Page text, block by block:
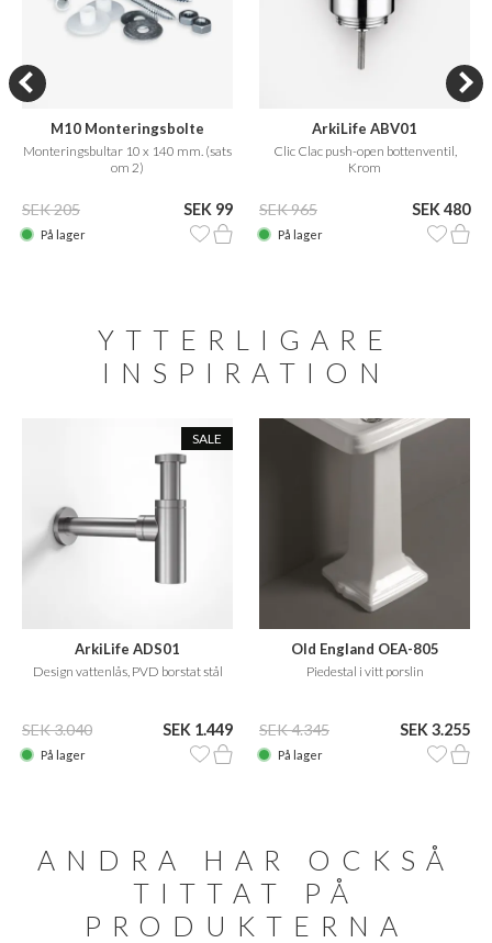
M10 Monteringsbolte
Monteringsbultar 10 x 140 mm. (sats
om 2)
SEK 205 SEK 99
På lager
ArkiLife ABV01
Clic Clac push-open bottenventil,
Krom
SEK 965 SEK 480
På lager
YTTERLIGARE
INSPIRATION
SALE
ArkiLife ADS01
Design vattenlås, PVD borstat stål
SEK 3.040 SEK 1.449
På lager
Old England OEA-805
Piedestal i vitt porslin
SEK 4.345 SEK 3.255
På lager
ANDRA HAR OCKSÅ
TITTAT PÅ
PRODUKTERNA